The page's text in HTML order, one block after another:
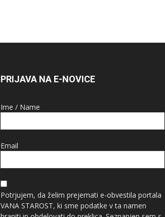
PRIJAVA NA E-NOVICE
Ime / Name
Email
Potrjujem, da želim prejemati e-obvestila portala
VANA STAROST, ki sme podatke v ta namen